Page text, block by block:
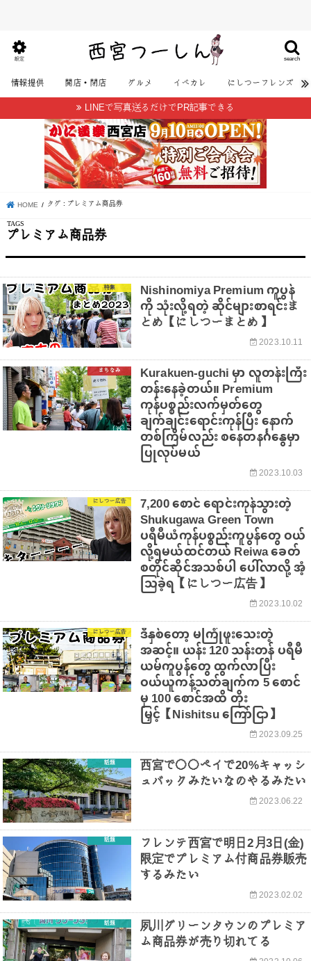
search
設定
情報提供 開店・閉店 グルメ イベカレ にしつーフレンズ
LINEで写真送るだけでPR記事できる
HOME タグ : プレミアム商品券
プレミアム商品券
特集 Nishinomiya Premium ကူပွန်
ကို သုံးလို့ရတဲ့ ဆိုင်များစာရင်းま
とめ【にしつーまとめ】
2023.10.11
まちなみ Kurakuen-guchi မှာ လူတန်းကြီး
တန်းနေခဲ့တယ်။ Premium
ကုန်ပစ္စည်းလက်မှတ်တွေ
ချက်ချင်းရောင်းကုန်ပြီး နောက်
တစ်ကြိမ်လည်း စနေတနင်္ဂနွေမှာ
ပြုလုပ်မယ်
2023.10.03
にしつー広告 7,200 စောင် ရောင်းကုန်သွားတဲ့
Shukugawa Green Town
ပရီမီယံကုန်ပစ္စည်းကူပွန်တွေ ဝယ်
လို့ရမယ်ထင်တယ် Reiwa ခေတ်
စတိုင်ဆိုင်အသစ်ပါ ပေါ်လာလို့ အံ့
သြခဲ့ရ【にしつー広告】
2023.10.02
にしつー広告 ဒီနှစ်တော့ မကြုံဖူးသေးတဲ့
အဆင့်။ ယန်း 120 သန်းတန် ပရီမီ
ယမ်ကူပွန်တွေ ထွက်လာပြီး
ဝယ်ယူကန့်သတ်ချက်က 5 စောင်
မှ 100 စောင်အထိ တိုး
မြှင့်【Nishitsu ကြော်ငြာ】
2023.09.25
話題 西宮で〇〇ペイで20%キャッシ
ュバックみたいなのやるみたい
2023.06.22
話題 フレンテ西宮で明日2月3日(金)
限定でプレミアム付商品券販売
するみたい
2023.02.02
話題 夙川グリーンタウンのプレミア
ム商品券が売り切れてる